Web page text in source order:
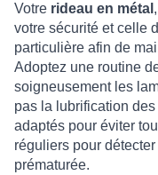
Votre rideau en métal
votre sécurité et celle
particulière afin de
Adoptez une routine
soigneusement les
pas la lubrification
adaptés pour éviter
réguliers pour
prématurée.